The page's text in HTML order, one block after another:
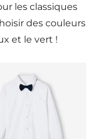
les classiques
des couleurs
et le vert !